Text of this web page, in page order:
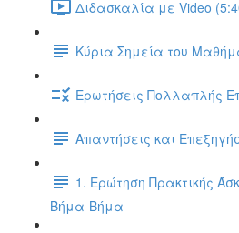
Διδασκαλία με Video
Κύρια Σημεία του
Ερωτήσεις Πολλαπλής
Απαντήσεις και
1. Ερώτηση Πρακτικής
Βήμα-Βήμα